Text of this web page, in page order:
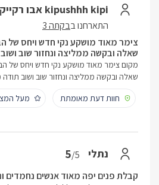
kipushhh kipi אבו רקייק
התארחנו בבקתה 3
צימר מאוד מושקע נקי חדש ויחס של
שאלה ובקשה ממליצה ונחזור שוב ושוב
מקום צימר מאוד מושקע נקי חדש ויחס של
שאלה ובקשה ממליצה ונחזור שוב ושוב
חוות דעת מאומתת
מעל
נתלי 5/5
קבלת פנים יפה מאוד אנשים נחמדים